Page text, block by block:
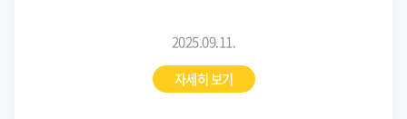
2025.09.11.
자세히 보기